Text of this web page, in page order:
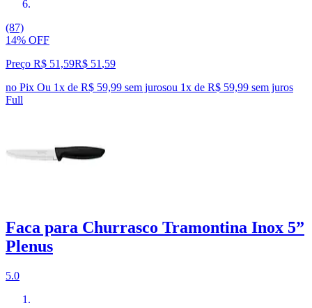
(87)
14% OFF
Preço R$ 51,59R$ 51 ,59
no Pix Ou 1x de R$ 59,99 sem jurosou 1x de R$ 59,99 sem juros
Full
Faca para Churrasco Tramontina Inox 5”
Plenus
5.0